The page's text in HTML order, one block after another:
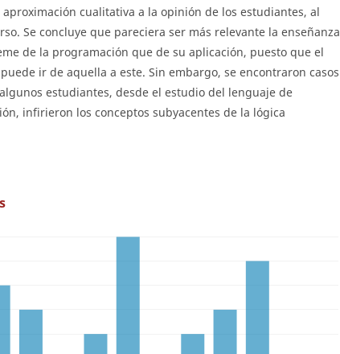
aproximación cualitativa a la opinión de los estudiantes, al
Se concluye que pareciera ser más relevante la enseñanza
de la programación que de su aplicación, puesto que el
ir de aquella a este. Sin embargo, se encontraron casos
estudiantes, desde el estudio del lenguaje de
infirieron los conceptos subyacentes de la lógica